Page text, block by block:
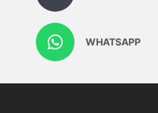
WHATSAPP